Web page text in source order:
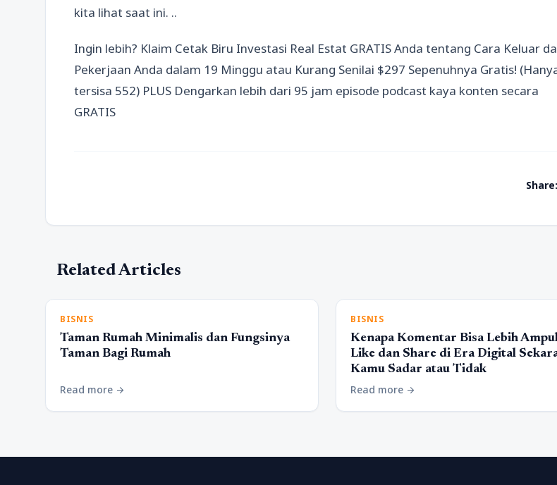
kita lihat saat ini. ..
Ingin lebih? Klaim Cetak Biru Investasi Real Estat GRATIS Anda tentang Cara Keluar
Pekerjaan Anda dalam 19 Minggu atau Kurang Senilai $297 Sepenuhnya Gratis!
tersisa 552) PLUS Dengarkan lebih dari 95 jam episode podcast kaya konten secara
GRATIS
Share:
Related Articles
BISNIS
Taman Rumah Minimalis dan Fungsinya
Taman Bagi Rumah
Read more arrow_forward
BISNIS
Kenapa Komentar Bisa Lebih
Like dan Share di Era Digital
Kamu Sadar atau Tidak
Read more arrow_forward